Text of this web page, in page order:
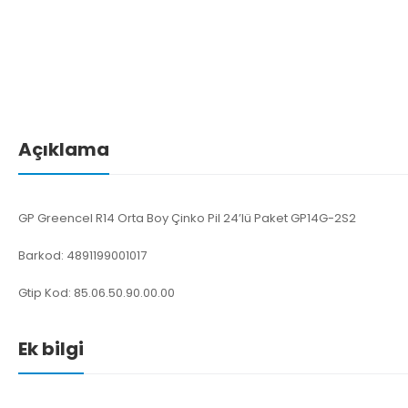
Açıklama
GP Greencel R14 Orta Boy Çinko Pil 24’lü Paket GP14G-2S2
Barkod: 4891199001017
Gtip Kod: 85.06.50.90.00.00
Ek bilgi